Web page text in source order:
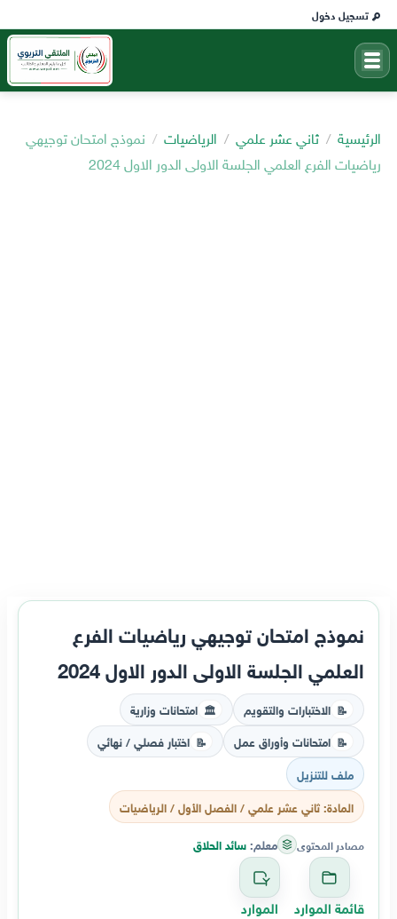
تسجيل دخول
الرئيسية ثاني عشر علمي الرياضيات
نموذج امتحان توجيهي
رياضيات الفرع العلمي الجلسة الاولى الدور الاول 2024
نموذج امتحان توجيهي رياضيات الفرع
العلمي الجلسة الاولى الدور الاول 2024
📝 الاختبارات والتقويم 🏛️ امتحانات وزارية
📝 امتحانات وأوراق عمل 📝 اختبار فصلي / نهائي
ملف للتنزيل
المادة: ثاني عشر علمي / الفصل الأول / الرياضيات
مصادر المحتوى معلم:سائد الحلاق
قائمة الموارد الموارد